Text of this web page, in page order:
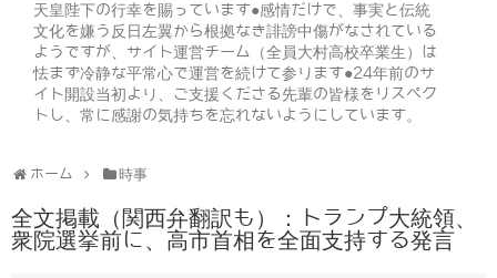
天皇陛下の行幸を賜っています●感情だけで、事実と伝統
文化を嫌う反日左翼から根拠なき誹謗中傷がなされている
ようですが、サイト運営チーム（全員大村高校卒業生）は
怯まず冷静な平常心で運営を続けて参ります●24年前のサ
イト開設当初より、ご支援くださる先輩の皆様をリスペク
トし、常に感謝の気持ちを忘れないようにしています。
ホーム 時事
全文掲載（関西弁翻訳も）：トランプ大統領、
衆院選挙前に、高市首相を全面支持する発言